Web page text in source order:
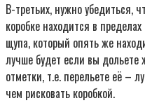
В-третьих, нужно убедиться,
коробке находится в
щупа, который опять же
лучше будет если вы
отметки, т.е. перельете её –
чем рисковать коробкой.